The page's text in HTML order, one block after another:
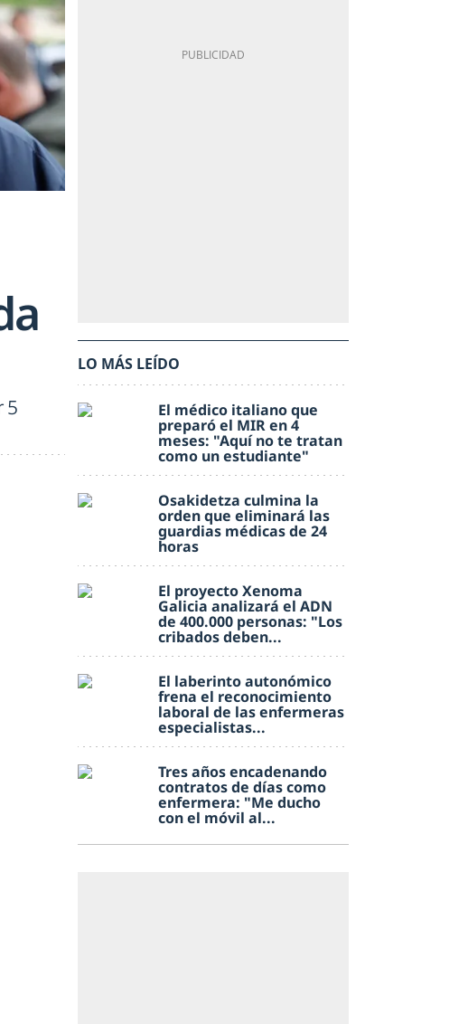
5
LO MÁS LEÍDO
El médico italiano que
preparó el MIR en 4
meses: "Aquí no te tratan
como un estudiante"
Osakidetza culmina la
orden que eliminará las
guardias médicas de 24
horas
El proyecto Xenoma
Galicia analizará el ADN
de 400.000 personas: "Los
cribados deben...
El laberinto autonómico
frena el reconocimiento
laboral de las enfermeras
especialistas...
Tres años encadenando
contratos de días como
enfermera: "Me ducho
con el móvil al...